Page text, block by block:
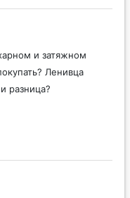
и затяжном
Ленивца
разница?